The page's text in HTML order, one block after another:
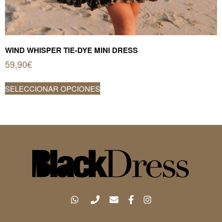
WIND WHISPER TIE-DYE MINI DRESS
59,90€
SELECCIONAR OPCIONES
Este
producto
opciones
se
pueden